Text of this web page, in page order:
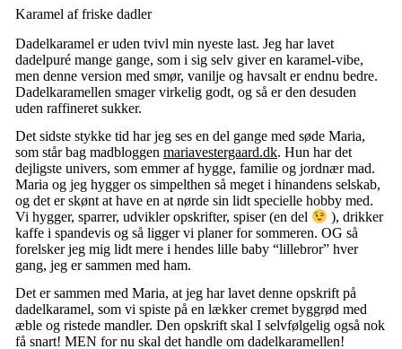
Karamel af friske dadler
Dadelkaramel er uden tvivl min nyeste last. Jeg har lavet
dadelpuré mange gange, som i sig selv giver en karamel-vibe,
men denne version med smør, vanilje og havsalt er endnu bedre.
Dadelkaramellen smager virkelig godt, og så er den desuden
uden raffineret sukker.
Det sidste stykke tid har jeg ses en del gange med søde Maria,
som står bag madbloggen mariavestergaard.dk. Hun har det
dejligste univers, som emmer af hygge, familie og jordnær mad.
Maria og jeg hygger os simpelthen så meget i hinandens selskab,
og det er skønt at have en at nørde sin lidt specielle hobby med.
Vi hygger, sparrer, udvikler opskrifter, spiser (en del
), drikker
kaffe i spandevis og så ligger vi planer for sommeren. OG så
forelsker jeg mig lidt mere i hendes lille baby “lillebror” hver
gang, jeg er sammen med ham.
Det er sammen med Maria, at jeg har lavet denne opskrift på
dadelkaramel, som vi spiste på en lækker cremet byggrød med
æble og ristede mandler. Den opskrift skal I selvfølgelig også nok
få snart! MEN for nu skal det handle om dadelkaramellen!